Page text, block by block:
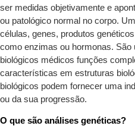
ser medidas objetivamente e
ou patológico normal no corpo.
células, genes, produtos
como enzimas ou hormonas.
biológicos médicos funções
características em estruturas
biológicos podem fornecer uma
ou da sua progressão.
O que são análises genéticas?